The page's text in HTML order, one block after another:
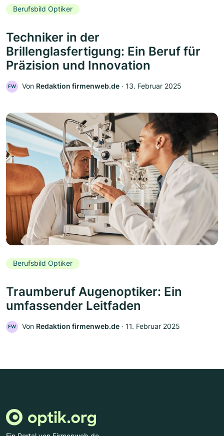
Berufsbild Optiker
Techniker in der
Brillenglasfertigung: Ein Beruf für
Präzision und Innovation
FW Von Redaktion firmenweb.de ‧ 13. Februar 2025
Berufsbild Optiker
Traumberuf Augenoptiker: Ein
umfassender Leitfaden
FW Von Redaktion firmenweb.de ‧ 11. Februar 2025